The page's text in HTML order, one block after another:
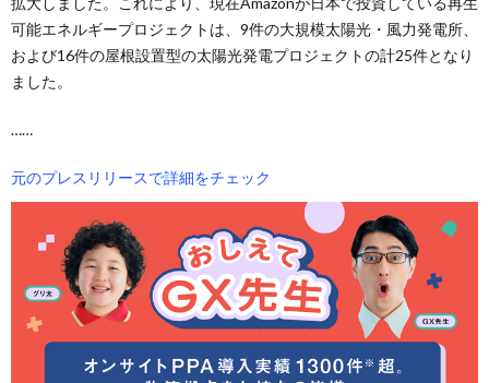
可能エネルギープロジェクトは、9件の大規模太陽光・風力発電所、
および16件の屋根設置型の太陽光発電プロジェクトの計25件となり
ました。
……
元のプレスリリースで詳細をチェック